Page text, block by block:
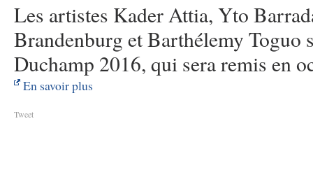
Les artistes Kader Attia, Yto
Brandenburg et Barthélemy Toguo
Duchamp 2016, qui sera remis en
En savoir plus
Tweet